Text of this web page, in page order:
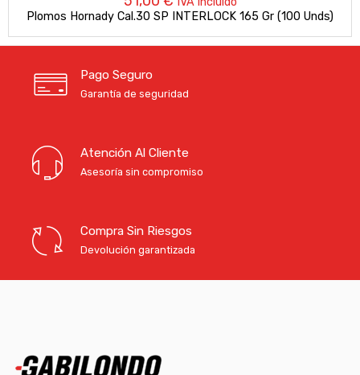
Plomos Hornady Cal.30 SP INTERLOCK 165 Gr (100 Unds)
Pago Seguro
Garantía de seguridad
Atención Al Cliente
Asesoría sin compromiso
Compra Sin Riesgos
Devolución garantizada